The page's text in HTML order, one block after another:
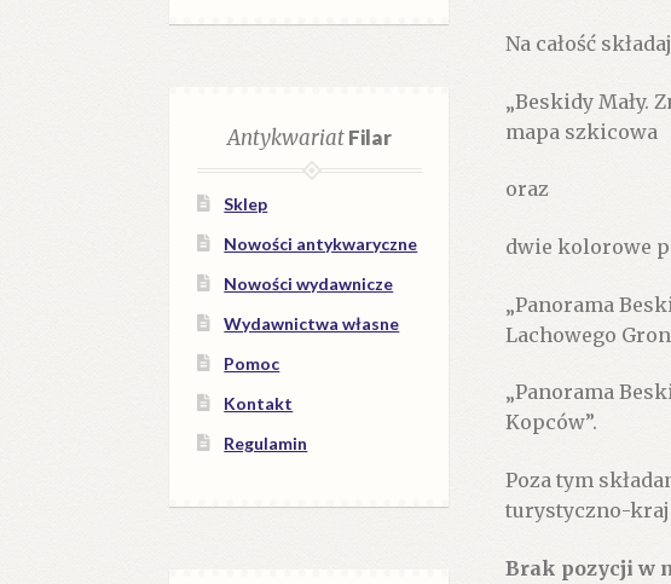
Na całość
„Beskidy Mały.
mapa szkicowa
oraz
dwie kolorowe
„Panorama
Lachowego
„Panorama
Kopców”.
Poza tym
turystyczno-
Brak pozycji w
AntykwariatFilar
Sklep
Nowości antykwaryczne
Nowości wydawnicze
Wydawnictwa własne
Pomoc
Kontakt
Regulamin